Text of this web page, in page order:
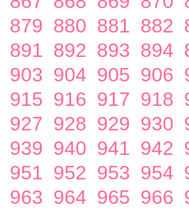
879 880 881 882
891 892 893 894
903 904 905 906
915 916 917 918
927 928 929 930
939 940 941 942
951 952 953 954
963 964 965 966